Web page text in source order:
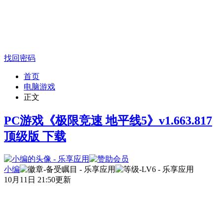
找回密码
首页
电脑游戏
正文
PC游戏《极限竞速 地平线5》v1.663.817
顶级版 下载
小编
10月11日 21:50更新